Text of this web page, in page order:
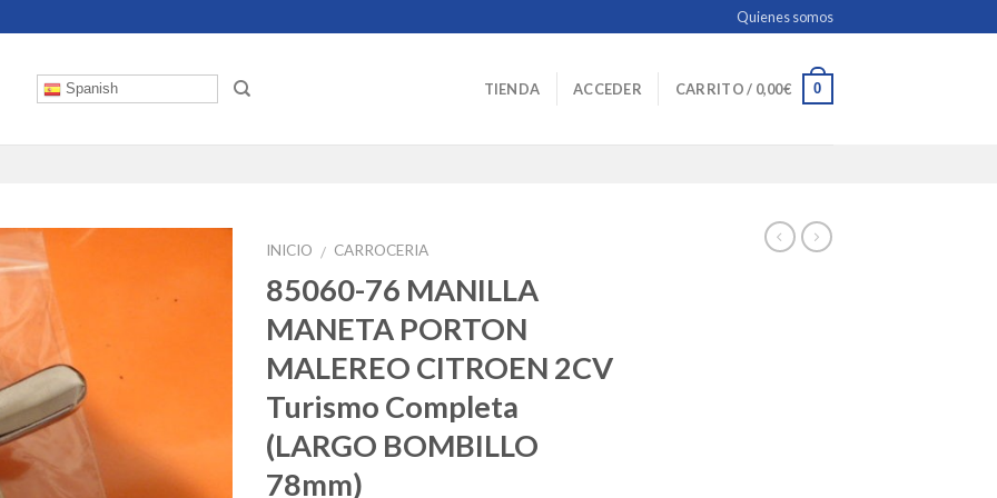
Quienes somos
Spanish TIENDA ACCEDER CARRITO / 0,00€ 0
INICIO / CARROCERIA
85060-76 MANILLA
MANETA PORTON
MALEREO CITROEN 2CV
Turismo Completa
(LARGO BOMBILLO
78mm)